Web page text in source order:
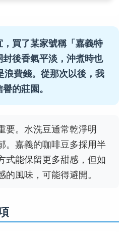
買了某家號稱「嘉義特
後香氣平淡，沖煮時也
費錢。從那次以後，我
的莊園。
要。水洗豆通常乾淨明
。嘉義的咖啡豆多採用半
式能保留更多甜感，但如
風味，可能得避開。